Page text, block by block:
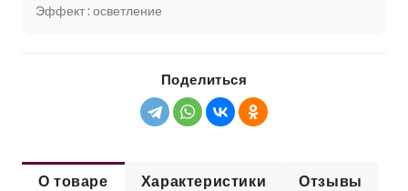
Эффект : осветление
Поделиться
О товаре Характеристики Отзывы